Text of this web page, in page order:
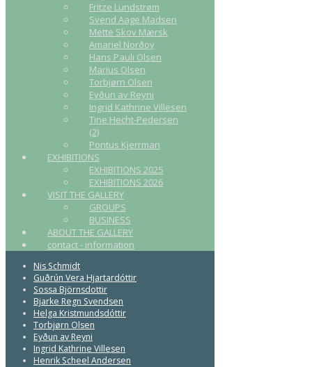
Fritze Lundstrøm
Svend Aage Madsen
Mette Skov Mærsk
Amariel Norðoy
Hans Pauli Olsen
Marius Olsen
Torbjørn Olsen
Eyðun av Reyni
Ingrid Kathrine Villesen
Tine Hecht-Pedersen
(2)
Pontus Kjerrman
EXHIBITIONS
EXHIBITIONS 2025
EXHIBITIONS 2026
VISIT THE GALLERY
GROUPS
BUSINESS
ABOUT THE GALLERY
contact - information
Nis Schmidt
Guðrún Vera Hjartardóttir
Sossa Björnsdottir
Bjarke Regn Svendsen
Helga Kristmundsdóttir
Torbjørn Olsen
Eyðun av Reyni
Ingrid Kathrine Villesen
Henrik Scheel Andersen